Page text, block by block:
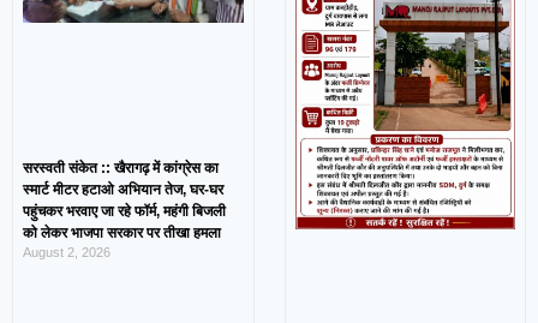
सरस्वती संकेत :: खैरागढ़ में कांग्रेस का
स्मार्ट मीटर हटाओ अभियान तेज, घर-घर
पहुंचकर भरवाए जा रहे फॉर्म, महंगी बिजली
को लेकर भाजपा सरकार पर तीखा हमला
August 2, 2026